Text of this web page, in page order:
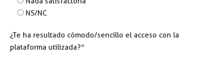
NS/NC
¿Te ha resultado cómodo/sencillo el acceso con la
plataforma utilizada?*